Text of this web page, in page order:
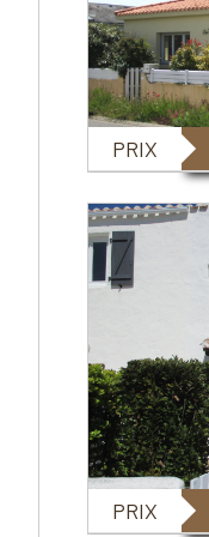
PRIX
PRIX